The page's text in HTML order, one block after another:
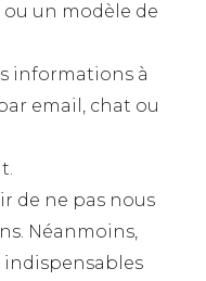
un modèle de
informations à
email, chat ou
de ne pas nous
Néanmoins,
indispensables